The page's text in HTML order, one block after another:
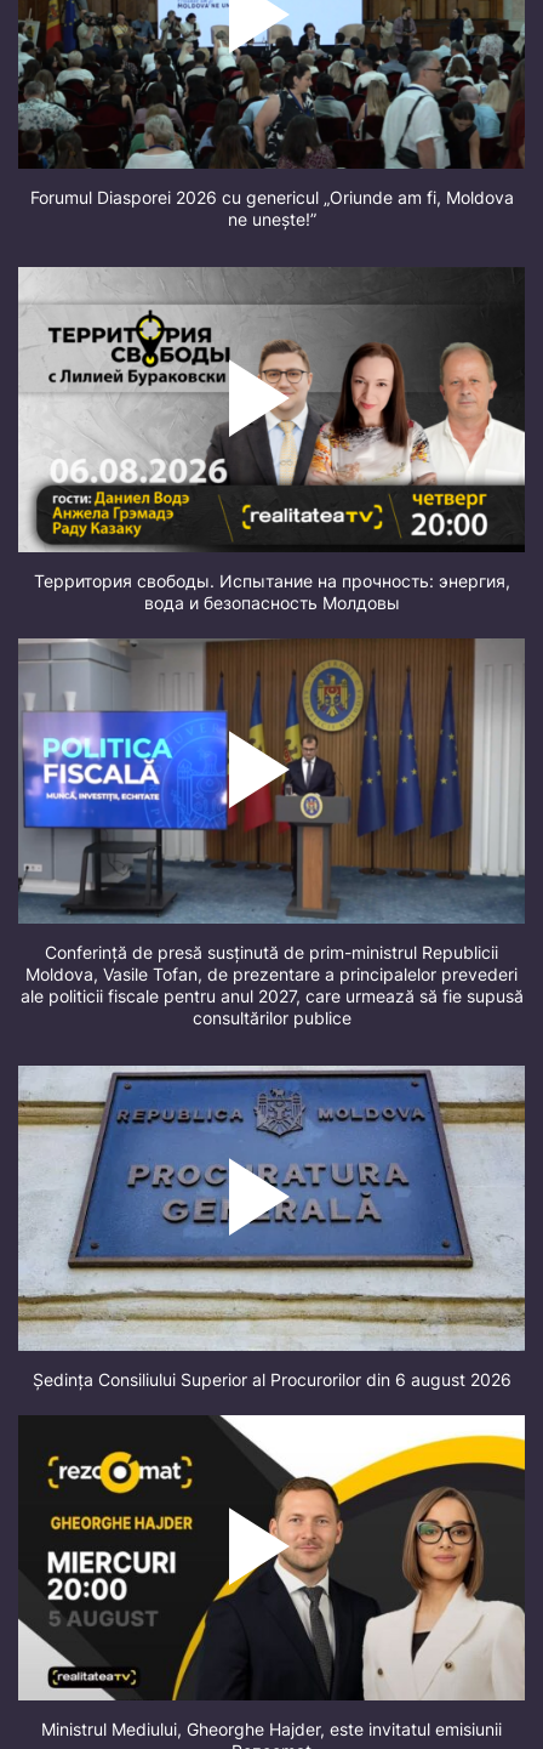
Forumul Diasporei 2026 cu genericul „Oriunde am fi, Moldova
ne unește!”
Территория свободы. Испытание на прочность: энергия,
вода и безопасность Молдовы
Conferință de presă susținută de prim-ministrul Republicii
Moldova, Vasile Tofan, de prezentare a principalelor prevederi
ale politicii fiscale pentru anul 2027, care urmează să fie supusă
consultărilor publice
Ședința Consiliului Superior al Procurorilor din 6 august 2026
Ministrul Mediului, Gheorghe Hajder, este invitatul emisiunii